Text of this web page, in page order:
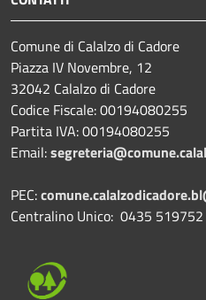
Comune di Calalzo di Cadore
Piazza IV Novembre, 12
32042 Calalzo di Cadore
Codice Fiscale: 00194080255
Partita IVA: 00194080255
Email:
PEC:
Centralino Unico: 0435 519752